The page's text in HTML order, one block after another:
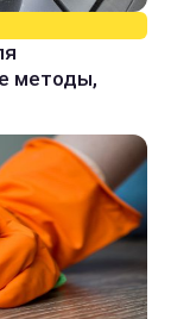
методы,